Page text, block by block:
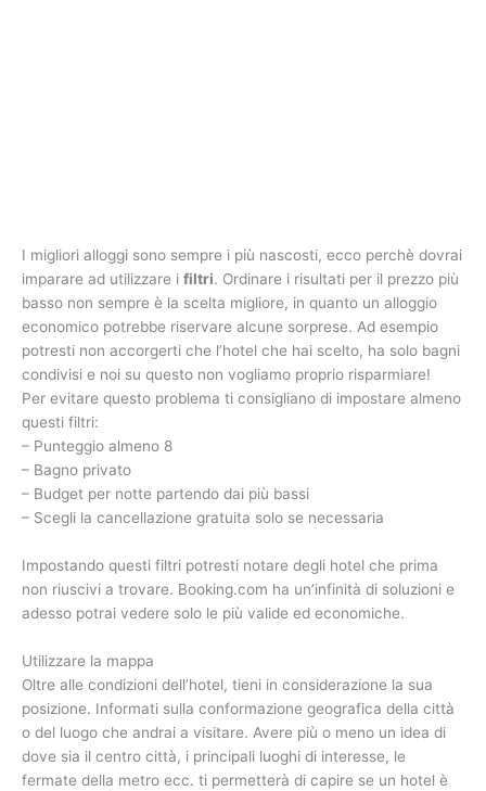
I migliori alloggi sono sempre i più nascosti, ecco perchè dovrai
imparare ad utilizzare i filtri. Ordinare i risultati per il prezzo più
basso non sempre è la scelta migliore, in quanto un alloggio
economico potrebbe riservare alcune sorprese. Ad esempio
potresti non accorgerti che l’hotel che hai scelto, ha solo bagni
condivisi e noi su questo non vogliamo proprio risparmiare!
Per evitare questo problema ti consigliano di impostare almeno
questi filtri:
– Punteggio almeno 8
– Bagno privato
– Budget per notte partendo dai più bassi
– Scegli la cancellazione gratuita solo se necessaria
Impostando questi filtri potresti notare degli hotel che prima
non riuscivi a trovare. Booking.com ha un’infinità di soluzioni e
adesso potrai vedere solo le più valide ed economiche.
Utilizzare la mappa
Oltre alle condizioni dell’hotel, tieni in considerazione la sua
posizione. Informati sulla conformazione geografica della città
o del luogo che andrai a visitare. Avere più o meno un idea di
dove sia il centro città, i principali luoghi di interesse, le
fermate della metro ecc. ti permetterà di capire se un hotel è